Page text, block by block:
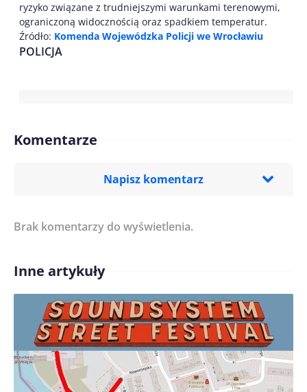
ryzyko związane z trudniejszymi warunkami terenowymi,
ograniczoną widocznością oraz spadkiem temperatur.
Źródło: Komenda Wojewódzka Policji we Wrocławiu
POLICJA
Komentarze
Napisz komentarz
Treść komentarza*
Imię/ Nick*
Brak komentarzy do wyświetlenia.
Inne artykuły